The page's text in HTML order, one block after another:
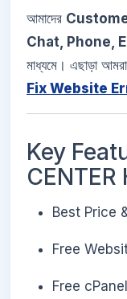
আমাদের
Chat, Phone,
মাধ্যমে। এছাড়া আমরা
Fix Website
Key
Best Price
Free
Free